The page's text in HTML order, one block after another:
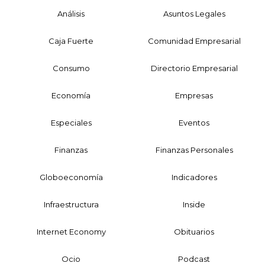
Análisis Asuntos Legales
Caja Fuerte Comunidad Empresarial
Consumo Directorio Empresarial
Economía Empresas
Especiales Eventos
Finanzas Finanzas Personales
Globoeconomía Indicadores
Infraestructura Inside
Internet Economy Obituarios
Ocio Podcast